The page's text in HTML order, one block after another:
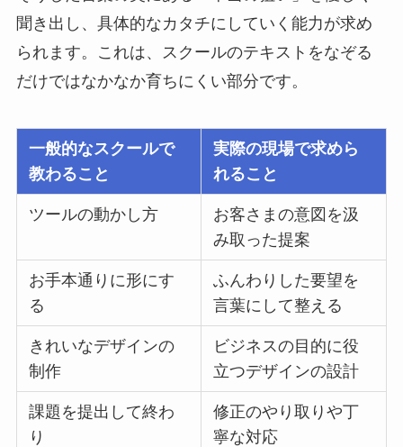
聞き出し、具体的なカタチにしていく能力が求め
られます。これは、スクールのテキストをなぞる
だけではなかなか育ちにくい部分です。
一般的なスクールで
教わること
実際の現場で求めら
れること
ツールの動かし方
お客さまの意図を汲
み取った提案
お手本通りに形にす
る
ふんわりした要望を
言葉にして整える
きれいなデザインの
制作
ビジネスの目的に役
立つデザインの設計
課題を提出して終わ
り
修正のやり取りや丁
寧な対応